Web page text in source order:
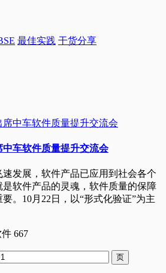
最佳实践 干货分享
车软件质量提升交流会
速发展，软件产品已应用到社会各个
软件产品的灵魂，软件质量的保障
。10月22日，以“形式化验证”为主
件 667